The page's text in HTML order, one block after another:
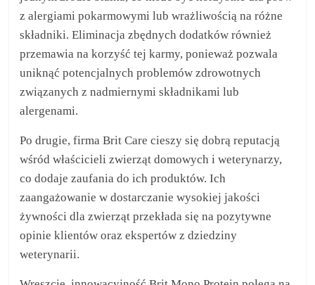
z alergiami pokarmowymi lub wrażliwością na różne
składniki. Eliminacja zbędnych dodatków również
przemawia na korzyść tej karmy, ponieważ pozwala
uniknąć potencjalnych problemów zdrowotnych
związanych z nadmiernymi składnikami lub
alergenami.
Po drugie, firma Brit Care cieszy się dobrą reputacją
wśród właścicieli zwierząt domowych i weterynarzy,
co dodaje zaufania do ich produktów. Ich
zaangażowanie w dostarczanie wysokiej jakości
żywności dla zwierząt przekłada się na pozytywne
opinie klientów oraz ekspertów z dziedziny
weterynarii.